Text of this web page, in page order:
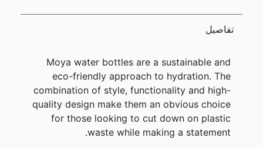
تفاصيل
Moya water bottles are a sustainable and
eco-friendly approach to hydration. The
combination of style, functionality and high-
quality design make them an obvious choice
for those looking to cut down on plastic
waste while making a statement.